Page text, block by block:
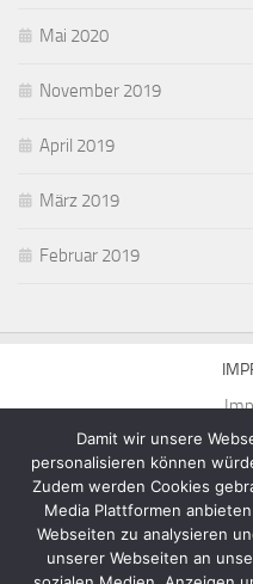
Mai 2020
November 2019
April 2019
März 2019
Februar 2019
Homepage von Michael
Präsentiert von -
Damit wir unsere
personalisieren können
Zudem werden Cookies
Media Plattformen
Webseiten zu analysieren
unserer Webseiten an